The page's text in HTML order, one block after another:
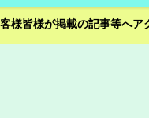
様皆様が掲載の記事等へ